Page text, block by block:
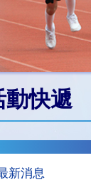
動快遞
新消息